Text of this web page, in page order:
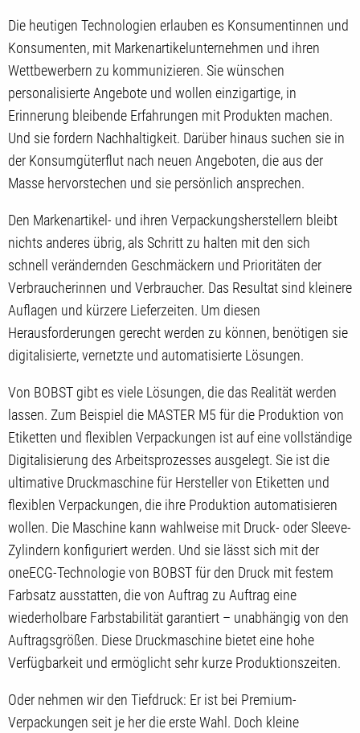
Die heutigen Technologien erlauben es Konsumentinnen und
Konsumenten, mit Markenartikelunternehmen und ihren
Wettbewerbern zu kommunizieren. Sie wünschen
personalisierte Angebote und wollen einzigartige, in
Erinnerung bleibende Erfahrungen mit Produkten machen.
Und sie fordern Nachhaltigkeit. Darüber hinaus suchen sie in
der Konsumgüterflut nach neuen Angeboten, die aus der
Masse hervorstechen und sie persönlich ansprechen.
Den Markenartikel- und ihren Verpackungsherstellern bleibt
nichts anderes übrig, als Schritt zu halten mit den sich
schnell verändernden Geschmäckern und Prioritäten der
Verbraucherinnen und Verbraucher. Das Resultat sind kleinere
Auflagen und kürzere Lieferzeiten. Um diesen
Herausforderungen gerecht werden zu können, benötigen sie
digitalisierte, vernetzte und automatisierte Lösungen.
Von BOBST gibt es viele Lösungen, die das Realität werden
lassen. Zum Beispiel die MASTER M5 für die Produktion von
Etiketten und flexiblen Verpackungen ist auf eine vollständige
Digitalisierung des Arbeitsprozesses ausgelegt. Sie ist die
ultimative Druckmaschine für Hersteller von Etiketten und
flexiblen Verpackungen, die ihre Produktion automatisieren
wollen. Die Maschine kann wahlweise mit Druck- oder Sleeve-
Zylindern konfiguriert werden. Und sie lässt sich mit der
oneECG-Technologie von BOBST für den Druck mit festem
Farbsatz ausstatten, die von Auftrag zu Auftrag eine
wiederholbare Farbstabilität garantiert – unabhängig von den
Auftragsgrößen. Diese Druckmaschine bietet eine hohe
Verfügbarkeit und ermöglicht sehr kurze Produktionszeiten.
Oder nehmen wir den Tiefdruck: Er ist bei Premium-
Verpackungen seit je her die erste Wahl. Doch kleine